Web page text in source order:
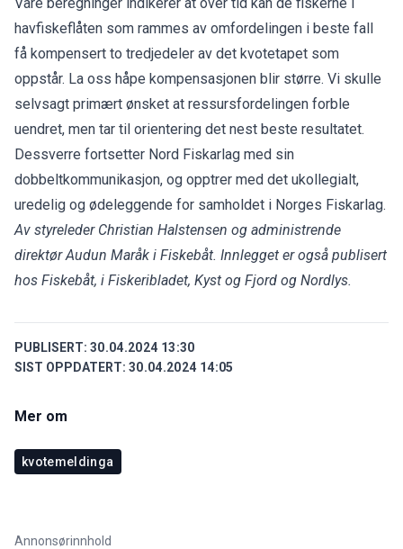
havfiskeflåten som rammes av omfordelingen i beste fall
få kompensert to tredjedeler av det kvotetapet som
oppstår. La oss håpe kompensasjonen blir større. Vi skulle
selvsagt primært ønsket at ressursfordelingen forble
uendret, men tar til orientering det nest beste resultatet.
Dessverre fortsetter Nord Fiskarlag med sin
dobbeltkommunikasjon, og opptrer med det ukollegialt,
uredelig og ødeleggende for samholdet i Norges Fiskarlag.
Av styreleder Christian Halstensen og administrende
direktør Audun Maråk i Fiskebåt. Innlegget er også publisert
hos Fiskebåt, i Fiskeribladet, Kyst og Fjord og Nordlys.
PUBLISERT: 30.04.2024 13:30
SIST OPPDATERT: 30.04.2024 14:05
Mer om
kvotemeldinga
Annonsørinnhold